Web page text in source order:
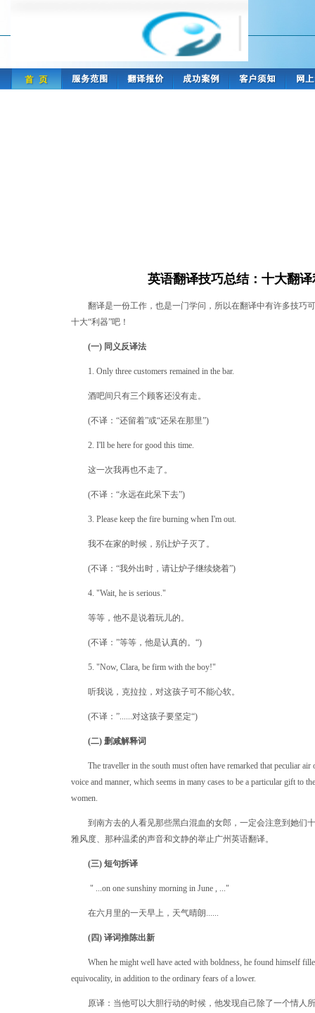
英语翻译技巧总结：十大翻译
翻译是一份工作，也是一门学问，所以在翻译中有许多技巧
十大“利器”吧！
(一) 同义反译法
1. Only three customers remained in the bar.
酒吧间只有三个顾客还没有走。
(不译：“还留着”或“还呆在那里”)
2. I'll be here for good this time.
这一次我再也不走了。
(不译：“永远在此呆下去”)
3. Please keep the fire burning when I'm out.
我不在家的时候，别让炉子灭了。
(不译：“我外出时，请让炉子继续烧着”)
4. "Wait, he is serious."
等等，他不是说着玩儿的。
(不译：”等等，他是认真的。“)
5. "Now, Clara, be firm with the boy!"
听我说，克拉拉，对这孩子可不能心软。
(不译：”......对这孩子要坚定“)
(二) 删减解释词
The traveller in the south must often have remarked that peculiar air
voice and manner, which seems in many cases to be a particular gift to
women.
到南方去的人看见那些黑白混血的女郎，一定会注意到她们
雅风度、那种温柔的声音和文静的举止广州英语翻译。
(三) 短句拆译
" ...on one sunshiny morning in June , ..."
在六月里的一天早上，天气晴朗......
(四) 译词推陈出新
When he might well have acted with boldness, he found himself
equivocality, in addition to the ordinary fears of a lower.
原译：当他可以大胆行动的时候，他发现自己除了一个情人